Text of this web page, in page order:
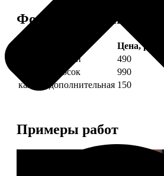
Форматы и цены
Цена, руб.
4 фото полоски
490
8 фото полосок
990
каждая дополнительная 150
Примеры работ